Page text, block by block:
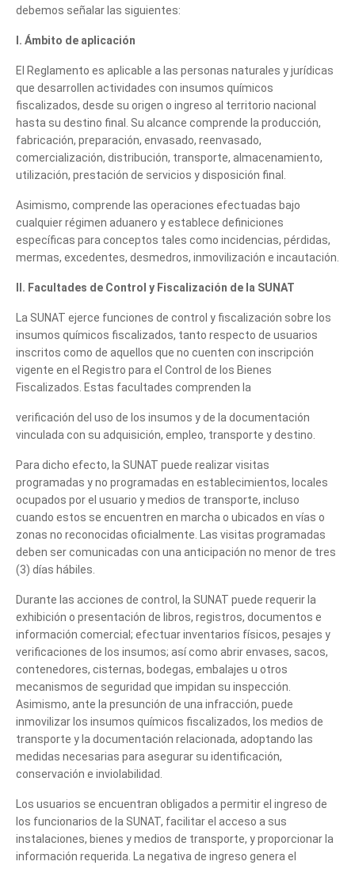
debemos señalar las siguientes:
I. Ámbito de aplicación
El Reglamento es aplicable a las personas naturales y jurídicas
que desarrollen actividades con insumos químicos
fiscalizados, desde su origen o ingreso al territorio nacional
hasta su destino final. Su alcance comprende la producción,
fabricación, preparación, envasado, reenvasado,
comercialización, distribución, transporte, almacenamiento,
utilización, prestación de servicios y disposición final.
Asimismo, comprende las operaciones efectuadas bajo
cualquier régimen aduanero y establece definiciones
específicas para conceptos tales como incidencias, pérdidas,
mermas, excedentes, desmedros, inmovilización e incautación.
II. Facultades de Control y Fiscalización de la SUNAT
La SUNAT ejerce funciones de control y fiscalización sobre los
insumos químicos fiscalizados, tanto respecto de usuarios
inscritos como de aquellos que no cuenten con inscripción
vigente en el Registro para el Control de los Bienes
Fiscalizados. Estas facultades comprenden la
verificación del uso de los insumos y de la documentación
vinculada con su adquisición, empleo, transporte y destino.
Para dicho efecto, la SUNAT puede realizar visitas
programadas y no programadas en establecimientos, locales
ocupados por el usuario y medios de transporte, incluso
cuando estos se encuentren en marcha o ubicados en vías o
zonas no reconocidas oficialmente. Las visitas programadas
deben ser comunicadas con una anticipación no menor de tres
(3) días hábiles.
Durante las acciones de control, la SUNAT puede requerir la
exhibición o presentación de libros, registros, documentos e
información comercial; efectuar inventarios físicos, pesajes y
verificaciones de los insumos; así como abrir envases, sacos,
contenedores, cisternas, bodegas, embalajes u otros
mecanismos de seguridad que impidan su inspección.
Asimismo, ante la presunción de una infracción, puede
inmovilizar los insumos químicos fiscalizados, los medios de
transporte y la documentación relacionada, adoptando las
medidas necesarias para asegurar su identificación,
conservación e inviolabilidad.
Los usuarios se encuentran obligados a permitir el ingreso de
los funcionarios de la SUNAT, facilitar el acceso a sus
instalaciones, bienes y medios de transporte, y proporcionar la
información requerida. La negativa de ingreso genera el